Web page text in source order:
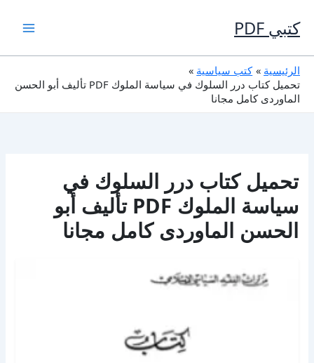
إلى
المحتوى
كتبي PDF
الرئيسية
كتب سياسية
تحميل كتاب درر السلوك في سياسة الملوك PDF تأليف أبو الحسن
الماوردى كامل مجانا
تحميل كتاب درر السلوك في
سياسة الملوك PDF تأليف أبو
الحسن الماوردى كامل مجانا